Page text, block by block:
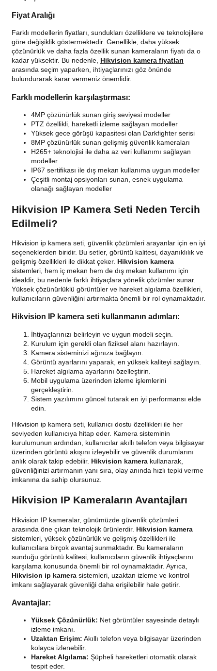
Fiyat Aralığı
Farklı modellerin fiyatları, sundukları özelliklere ve teknolojilere
göre değişiklik göstermektedir. Genellikle, daha yüksek
çözünürlük ve daha fazla özellik sunan kameraların fiyatı da o
kadar yüksektir. Bu nedenle, Hikvision kamera fiyatları
arasında seçim yaparken, ihtiyaçlarınızı göz önünde
bulundurarak karar vermeniz önemlidir.
Farklı modellerin karşılaştırması:
4MP çözünürlük sunan giriş seviyesi modeller
PTZ özellikli, hareketli izleme sağlayan modeller
Yüksek gece görüşü kapasitesi olan Darkfighter serisi
8MP çözünürlük sunan gelişmiş güvenlik kameraları
H265+ teknolojisi ile daha az veri kullanımı sağlayan
modeller
IP67 sertifikası ile dış mekan kullanıma uygun modeller
Çeşitli montaj opsiyonları sunan, esnek uygulama
olanağı sağlayan modeller
Hikvision IP Kamera Seti Neden Tercih
Edilmeli?
Hikvision ip kamera seti, güvenlik çözümleri arayanlar için en iyi
seçeneklerden biridir. Bu setler, görüntü kalitesi, dayanıklılık ve
gelişmiş özellikleri ile dikkat çeker. Hikvision kamera
sistemleri, hem iç mekan hem de dış mekan kullanımı için
idealdir, bu nedenle farklı ihtiyaçlara yönelik çözümler sunar.
Yüksek çözünürlüklü görüntüler ve hareket algılama özellikleri,
kullanıcıların güvenliğini artırmakta önemli bir rol oynamaktadır.
Hikvision IP kamera seti kullanmanın adımları:
İhtiyaçlarınızı belirleyin ve uygun modeli seçin.
Kurulum için gerekli olan fiziksel alanı hazırlayın.
Kamera sisteminizi ağınıza bağlayın.
Görüntü ayarlarını yaparak, en yüksek kaliteyi sağlayın.
Hareket algılama ayarlarını özelleştirin.
Mobil uygulama üzerinden izleme işlemlerini
gerçekleştirin.
Sistem yazılımını güncel tutarak en iyi performansı elde
edin.
Hikvision ip kamera seti, kullanıcı dostu özellikleri ile her
seviyeden kullanıcıya hitap eder. Kamera sisteminin
kurulumunun ardından, kullanıcılar akıllı telefon veya bilgisayar
üzerinden görüntü akışını izleyebilir ve güvenlik durumlarını
anlık olarak takip edebilir. Hikvision kamera kullanarak,
güvenliğinizi artırmanın yanı sıra, olay anında hızlı tepki verme
imkanına da sahip olursunuz.
Hikvision IP Kameraların Avantajları
Hikvision IP kameralar, günümüzde güvenlik çözümleri
arasında öne çıkan teknolojik ürünlerdir. Hikvision kamera
sistemleri, yüksek çözünürlük ve gelişmiş özellikleri ile
kullanıcılara birçok avantaj sunmaktadır. Bu kameraların
sunduğu görüntü kalitesi, kullanıcıların güvenlik ihtiyaçlarını
karşılama konusunda önemli bir rol oynamaktadır. Ayrıca,
Hikvision ip kamera sistemleri, uzaktan izleme ve kontrol
imkanı sağlayarak güvenliği daha erişilebilir hale getirir.
Avantajlar:
Yüksek Çözünürlük: Net görüntüler sayesinde detaylı
izleme imkanı.
Uzaktan Erişim: Akıllı telefon veya bilgisayar üzerinden
kolayca izlenebilir.
Hareket Algılama: Şüpheli hareketleri otomatik olarak
tespit eder.